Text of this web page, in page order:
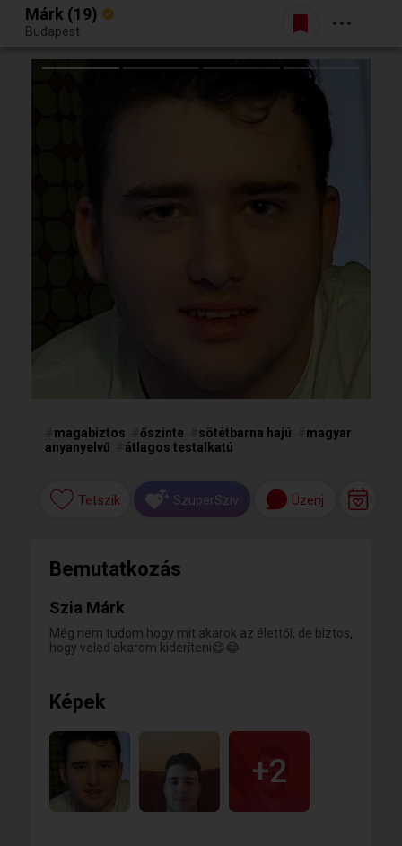
Egy jó randiból bármi lehet.
Belépés
Márk (19)
Budapest
magabiztos őszinte sötétbarna hajú
magyar
anyanyelvű
átlagos testalkatú
Tetszik SzuperSzív Üzenj
Bemutatkozás
Szia Márk
Még nem tudom hogy mit akarok az élettől, de biztos,
hogy veled akarom kideríteni😄😂
Képek
+2